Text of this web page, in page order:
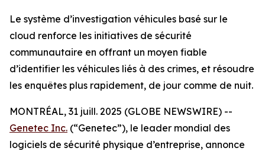
Le système d’investigation véhicules basé sur le
cloud renforce les initiatives de sécurité
communautaire en offrant un moyen fiable
d’identifier les véhicules liés à des crimes, et résoudre
les enquêtes plus rapidement, de jour comme de nuit.
MONTRÉAL, 31 juill. 2025 (GLOBE NEWSWIRE) --
Genetec Inc. (“Genetec”), le leader mondial des
logiciels de sécurité physique d’entreprise, annonce